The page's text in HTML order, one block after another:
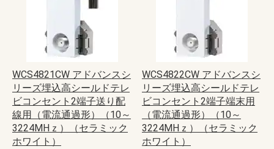
WCS4821CW アドバンスシ
リーズ埋込高シールドテレ
ビコンセント2端子送り配
線用（電流通過形）（10～
3224MHｚ）（セラミック
ホワイト）
WCS4822CW アドバンスシ
リーズ埋込高シールドテレ
ビコンセント2端子端末用
（電流通過形）（10～
3224MHｚ）（セラミック
ホワイト）